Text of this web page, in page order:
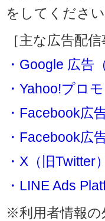
をしてください
［主な広告配
・Google 広告
・Yahoo!プロ
・Facebook広
・Facebook広
・X（旧
・LINE Ads
※利用者情報の